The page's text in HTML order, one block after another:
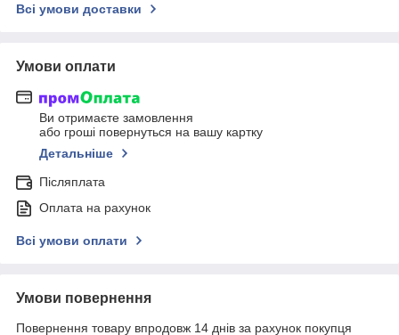
Всі умови доставки
Умови оплати
Ви отримаєте замовлення
або гроші повернуться на вашу картку
Детальніше
Післяплата
Оплата на рахунок
Всі умови оплати
Умови повернення
Повернення товару впродовж 14 днів за рахунок покупця